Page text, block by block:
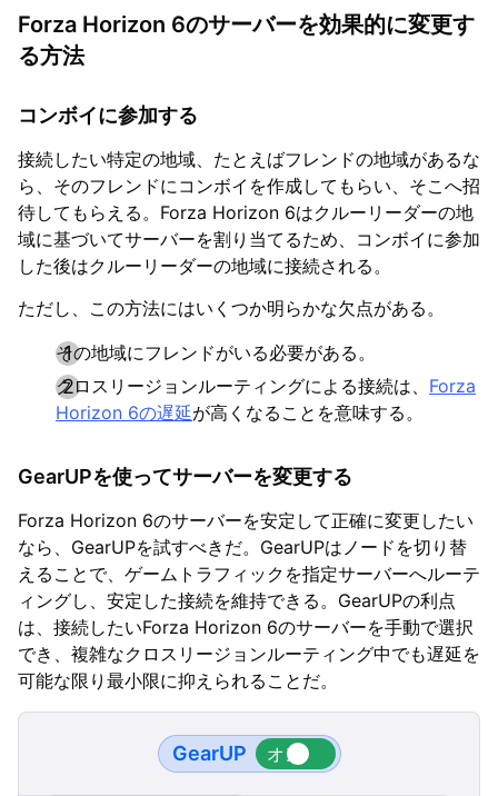
Forza Horizon 6のサーバーを効果的に変更す
る方法
コンボイに参加する
接続したい特定の地域、たとえばフレンドの地域があるな
ら、そのフレンドにコンボイを作成してもらい、そこへ招
待してもらえる。Forza Horizon 6はクルーリーダーの地
域に基づいてサーバーを割り当てるため、コンボイに参加
した後はクルーリーダーの地域に接続される。
ただし、この方法にはいくつか明らかな欠点がある。
その地域にフレンドがいる必要がある。
クロスリージョンルーティングによる接続は、 Forza
Horizon 6の遅延が高くなることを意味する。
GearUPを使ってサーバーを変更する
Forza Horizon 6のサーバーを安定して正確に変更したい
なら、GearUPを試すべきだ。GearUPはノードを切り替
えることで、ゲームトラフィックを指定サーバーへルーテ
ィングし、安定した接続を維持できる。GearUPの利点
は、接続したいForza Horizon 6のサーバーを手動で選択
でき、複雑なクロスリージョンルーティング中でも遅延を
可能な限り最小限に抑えられることだ。
GearUP